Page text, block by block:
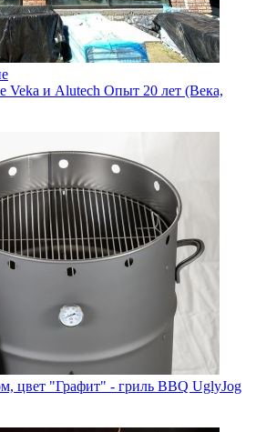
Veka и Alutech Опыт 20 лет (Века,
цвет "Графит" - гриль BBQ UglyJog